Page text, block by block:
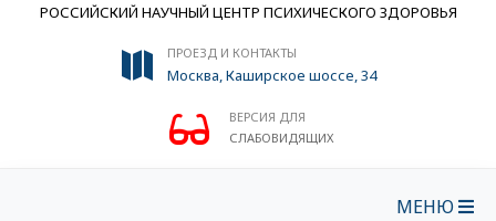
РОССИЙСКИЙ НАУЧНЫЙ ЦЕНТР ПСИХИЧЕСКОГО ЗДОРОВЬЯ
ПРОЕЗД И КОНТАКТЫ
Москва, Каширское шоссе, 34
ВЕРСИЯ ДЛЯ
СЛАБОВИДЯЩИХ
МЕНЮ